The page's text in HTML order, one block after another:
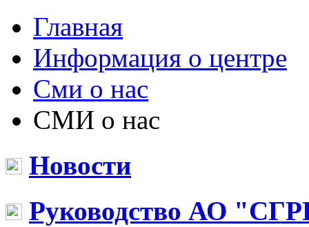
Главная
Информация о центре
Сми о нас
СМИ о нас
Новости
Руководство АО